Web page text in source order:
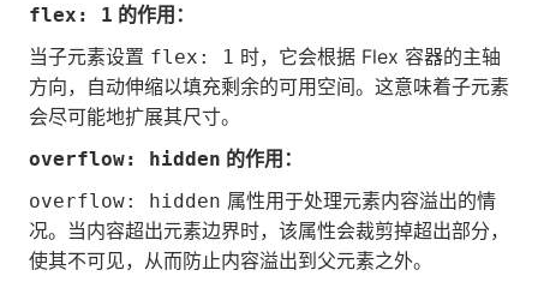
flex: 1 的作用：
当子元素设置 flex: 1 时，它会根据 Flex 容器的主轴
方向，自动伸缩以填充剩余的可用空间。这意味着子元素
会尽可能地扩展其尺寸。
overflow: hidden 的作用：
overflow: hidden 属性用于处理元素内容溢出的情
况。当内容超出元素边界时，该属性会裁剪掉超出部分，
使其不可见，从而防止内容溢出到父元素之外。